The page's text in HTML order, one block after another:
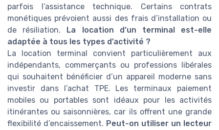
parfois l’assistance technique. Certains contrats
monétiques prévoient aussi des frais d’installation ou
de résiliation.
La location d’un terminal est-elle
adaptée à tous les types d’activité ?
La location terminal convient particulièrement aux
indépendants, commerçants ou professions libérales
qui souhaitent bénéficier d’un appareil moderne sans
investir dans l’achat TPE. Les terminaux paiement
mobiles ou portables sont idéaux pour les activités
itinérantes ou saisonnières, car ils offrent une grande
flexibilité d’encaissement. Peut-on utiliser un lecteur